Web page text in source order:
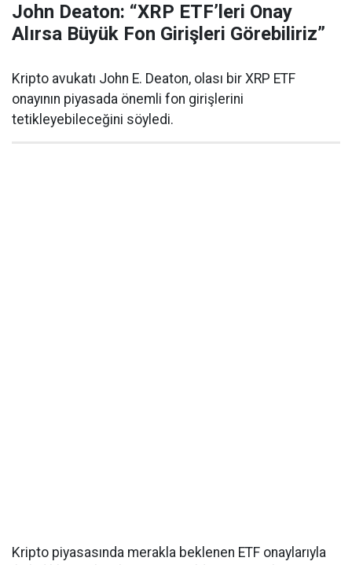
John Deaton: “XRP ETF’leri Onay
Alırsa Büyük Fon Girişleri Görebiliriz”
Kripto avukatı John E. Deaton, olası bir XRP ETF
onayının piyasada önemli fon girişlerini
tetikleyebileceğini söyledi.
Kripto piyasasında merakla beklenen ETF onaylarıyla